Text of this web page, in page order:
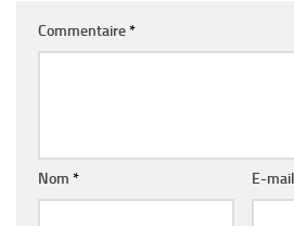
Commentaire*
Nom * E-mail